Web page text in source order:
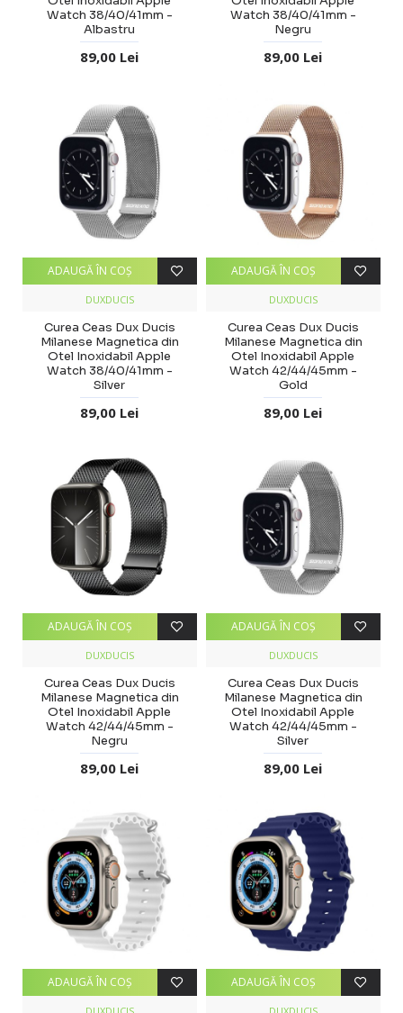
Watch 38/40/41mm -
Albastru
89,00 Lei
Watch 38/40/41mm -
Negru
89,00 Lei
DUXDUCIS
Curea Ceas Dux Ducis
Milanese Magnetica din
Otel Inoxidabil Apple
Watch 38/40/41mm -
Silver
89,00 Lei
ADAUGĂ ÎN COŞ
DUXDUCIS
Curea Ceas Dux Ducis
Milanese Magnetica din
Otel Inoxidabil Apple
Watch 42/44/45mm -
Gold
89,00 Lei
ADAUGĂ ÎN COŞ
DUXDUCIS
Curea Ceas Dux Ducis
Milanese Magnetica din
Otel Inoxidabil Apple
Watch 42/44/45mm -
Negru
89,00 Lei
ADAUGĂ ÎN COŞ
DUXDUCIS
Curea Ceas Dux Ducis
Milanese Magnetica din
Otel Inoxidabil Apple
Watch 42/44/45mm -
Silver
89,00 Lei
ADAUGĂ ÎN COŞ
ADAUGĂ ÎN COŞ ADAUGĂ ÎN COŞ